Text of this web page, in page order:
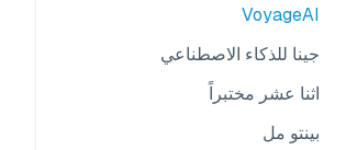
VoyageAI
جينا للذكاء الاصطناعي
اثنا عشر مختبراً
بينتو مل